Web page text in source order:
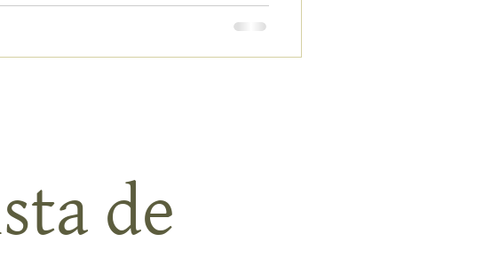
nuestras verduras de invierno son la
bancales, los verdes se vuelven más
de